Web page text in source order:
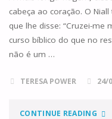
cabeça ao coração. O
que lhe disse: “Cruzei-me
curso bíblico do que no
não é um …
TERESA POWER 24/
CONTINUE READING"A